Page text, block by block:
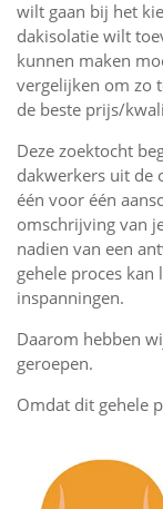
wilt gaan bij het
dakisolatie wilt
kunnen maken
vergelijken om zo
de beste prijs/
Deze zoektocht
dakwerkers uit de
één voor één
omschrijving van
nadien van een
gehele proces
inspanningen.
Daarom hebben
geroepen.
Omdat dit gehele